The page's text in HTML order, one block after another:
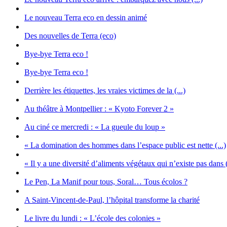
Le nouveau Terra eco en dessin animé
Des nouvelles de Terra (eco)
Bye-bye Terra eco !
Bye-bye Terra eco !
Derrière les étiquettes, les vraies victimes de la (...)
Au théâtre à Montpellier : « Kyoto Forever 2 »
Au ciné ce mercredi : « La gueule du loup »
« La domination des hommes dans l’espace public est nette (...)
« Il y a une diversité d’aliments végétaux qui n’existe pas dans
Le Pen, La Manif pour tous, Soral… Tous écolos ?
A Saint-Vincent-de-Paul, l’hôpital transforme la charité
Le livre du lundi : « L’école des colonies »